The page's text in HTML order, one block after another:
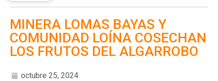
MINERA LOMAS BAYAS Y
COMUNIDAD LOÍNA COSECHAN
LOS FRUTOS DEL ALGARROBO
octubre 25, 2024